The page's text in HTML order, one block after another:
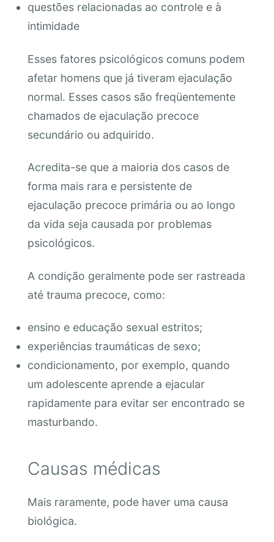
questões relacionadas ao controle e à
intimidade
Esses fatores psicológicos comuns podem
afetar homens que já tiveram ejaculação
normal. Esses casos são freqüentemente
chamados de ejaculação precoce
secundário ou adquirido.
Acredita-se que a maioria dos casos de
forma mais rara e persistente de
ejaculação precoce primária ou ao longo
da vida seja causada por problemas
psicológicos.
A condição geralmente pode ser rastreada
até trauma precoce, como:
ensino e educação sexual estritos;
experiências traumáticas de sexo;
condicionamento, por exemplo, quando
um adolescente aprende a ejacular
rapidamente para evitar ser encontrado se
masturbando.
Causas médicas
Mais raramente, pode haver uma causa
biológica.